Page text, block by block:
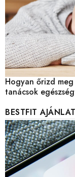
Hogyan őrizd
tanácsok
BESTFIT AJÁNLAT